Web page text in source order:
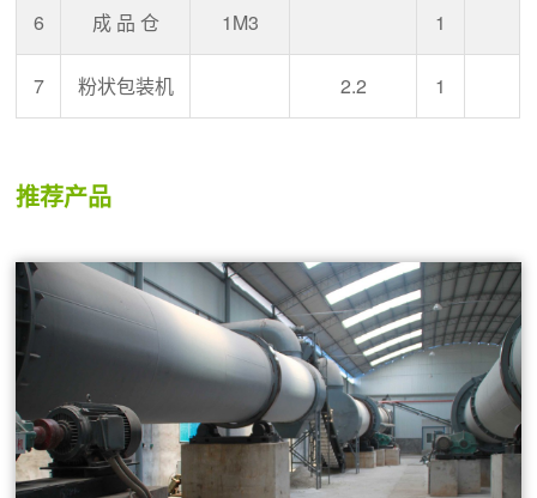
6 成 品 仓 1M3 1
7 粉状包装机 2.2 1
推荐产品